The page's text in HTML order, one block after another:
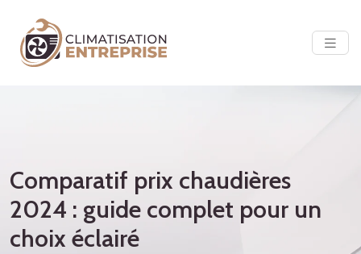
Comparatif prix chaudières
2024 : guide complet pour un
choix éclairé